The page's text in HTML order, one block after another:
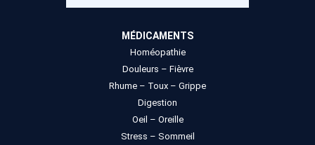
MÉDICAMENTS
Homéopathie
Douleurs – Fièvre
Rhume – Toux – Grippe
Digestion
Oeil – Oreille
Stress – Sommeil